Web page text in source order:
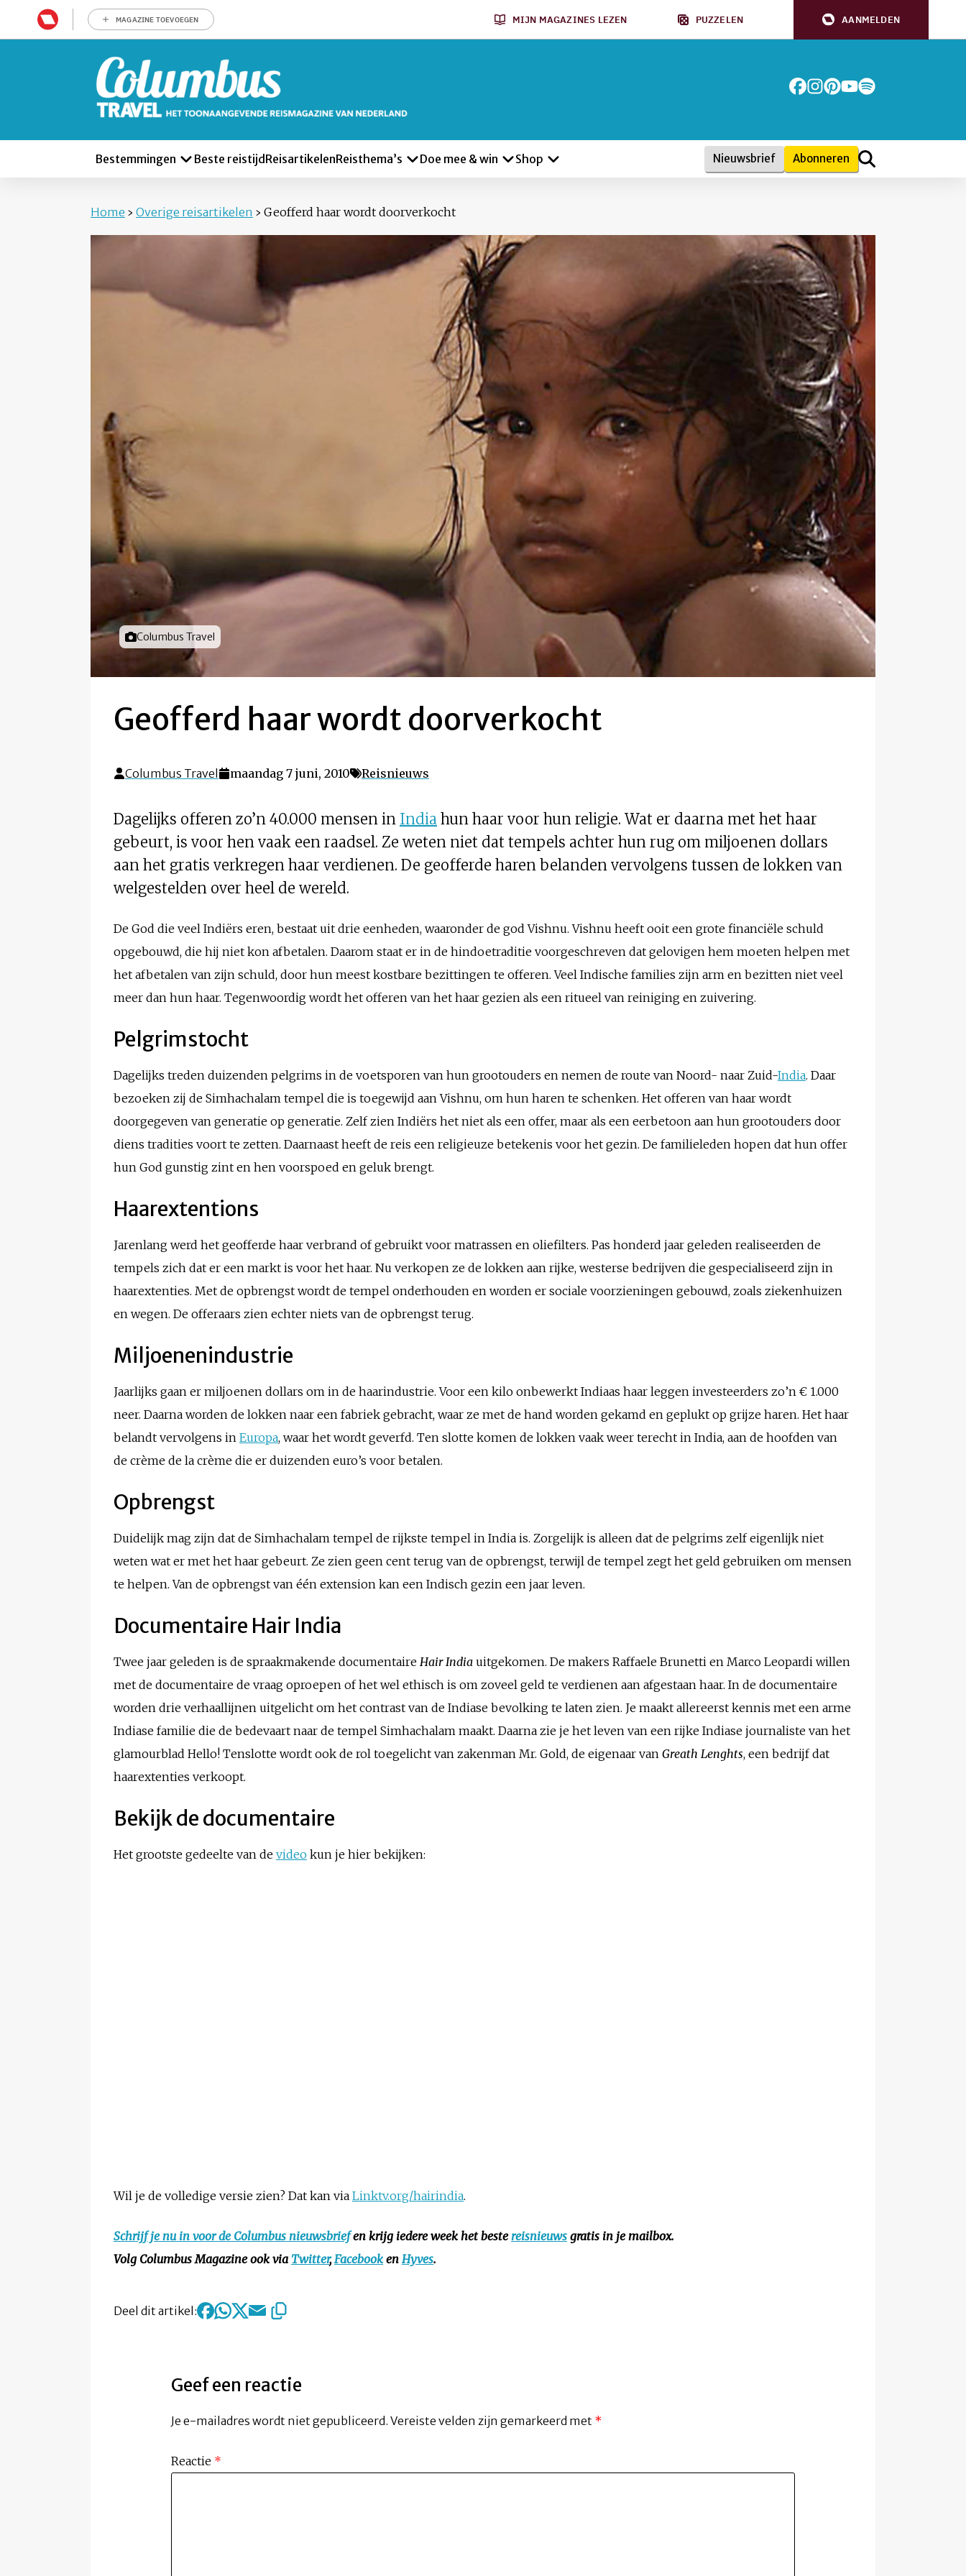
MAGAZINE TOEVOEGEN MIJN MAGAZINES LEZEN PUZZELEN AANMELDEN
Bestemmingen Beste reistijd ReisartikelenReisthema’s Doe mee & win Shop Nieuwsbrief Abonneren
Home › Overige reisartikelen › Geofferd haar wordt doorverkocht
Foto door
Columbus Travel
Geofferd haar wordt doorverkocht
Columbus Travel maandag 7 juni, 2010 Reisnieuws
Dagelijks offeren zo’n 40.000 mensen in India hun haar voor hun religie. Wat er daarna met het haar
gebeurt, is voor hen vaak een raadsel. Ze weten niet dat tempels achter hun rug om miljoenen dollars
aan het gratis verkregen haar verdienen. De geofferde haren belanden vervolgens tussen de lokken van
welgestelden over heel de wereld.
De God die veel Indiërs eren, bestaat uit drie eenheden, waaronder de god Vishnu. Vishnu heeft ooit een grote financiële schuld
opgebouwd, die hij niet kon afbetalen. Daarom staat er in de hindoetraditie voorgeschreven dat gelovigen hem moeten helpen met
het afbetalen van zijn schuld, door hun meest kostbare bezittingen te offeren. Veel Indische families zijn arm en bezitten niet veel
meer dan hun haar. Tegenwoordig wordt het offeren van het haar gezien als een ritueel van reiniging en zuivering.
Pelgrimstocht
Dagelijks treden duizenden pelgrims in de voetsporen van hun grootouders en nemen de route van Noord- naar Zuid-India. Daar
bezoeken zij de Simhachalam tempel die is toegewijd aan Vishnu, om hun haren te schenken. Het offeren van haar wordt
doorgegeven van generatie op generatie. Zelf zien Indiërs het niet als een offer, maar als een eerbetoon aan hun grootouders door
diens tradities voort te zetten. Daarnaast heeft de reis een religieuze betekenis voor het gezin. De familieleden hopen dat hun offer
hun God gunstig zint en hen voorspoed en geluk brengt.
Haarextentions
Jarenlang werd het geofferde haar verbrand of gebruikt voor matrassen en oliefilters. Pas honderd jaar geleden realiseerden de
tempels zich dat er een markt is voor het haar. Nu verkopen ze de lokken aan rijke, westerse bedrijven die gespecialiseerd zijn in
haarextenties. Met de opbrengst wordt de tempel onderhouden en worden er sociale voorzieningen gebouwd, zoals ziekenhuizen
en wegen. De offeraars zien echter niets van de opbrengst terug.
Miljoenenindustrie
Jaarlijks gaan er miljoenen dollars om in de haarindustrie. Voor een kilo onbewerkt Indiaas haar leggen investeerders zo’n € 1.000
neer. Daarna worden de lokken naar een fabriek gebracht, waar ze met de hand worden gekamd en geplukt op grijze haren. Het haar
belandt vervolgens in Europa, waar het wordt geverfd. Ten slotte komen de lokken vaak weer terecht in India, aan de hoofden van
de crème de la crème die er duizenden euro’s voor betalen.
Opbrengst
Duidelijk mag zijn dat de Simhachalam tempel de rijkste tempel in India is. Zorgelijk is alleen dat de pelgrims zelf eigenlijk niet
weten wat er met het haar gebeurt. Ze zien geen cent terug van de opbrengst, terwijl de tempel zegt het geld gebruiken om mensen
te helpen. Van de opbrengst van één extension kan een Indisch gezin een jaar leven.
Documentaire Hair India
Twee jaar geleden is de spraakmakende documentaire Hair India uitgekomen. De makers Raffaele Brunetti en Marco Leopardi willen
met de documentaire de vraag oproepen of het wel ethisch is om zoveel geld te verdienen aan afgestaan haar. In de documentaire
worden drie verhaallijnen uitgelicht om het contrast van de Indiase bevolking te laten zien. Je maakt allereerst kennis met een arme
Indiase familie die de bedevaart naar de tempel Simhachalam maakt. Daarna zie je het leven van een rijke Indiase journaliste van het
glamourblad Hello! Tenslotte wordt ook de rol toegelicht van zakenman Mr. Gold, de eigenaar van Greath Lenghts, een bedrijf dat
haarextenties verkoopt.
Bekijk de documentaire
Het grootste gedeelte van de video kun je hier bekijken:
Wil je de volledige versie zien? Dat kan via Linktv.org/hairindia.
Schrijf je nu in voor de Columbus nieuwsbriefen krijg iedere week het beste reisnieuws gratis in je mailbox.
Volg Columbus Magazine ook via Twitter,Facebook en Hyves.
Deel dit artikel:
Geef een reactie
Je e-mailadres wordt niet gepubliceerd. Vereiste velden zijn gemarkeerd met *
Reactie *